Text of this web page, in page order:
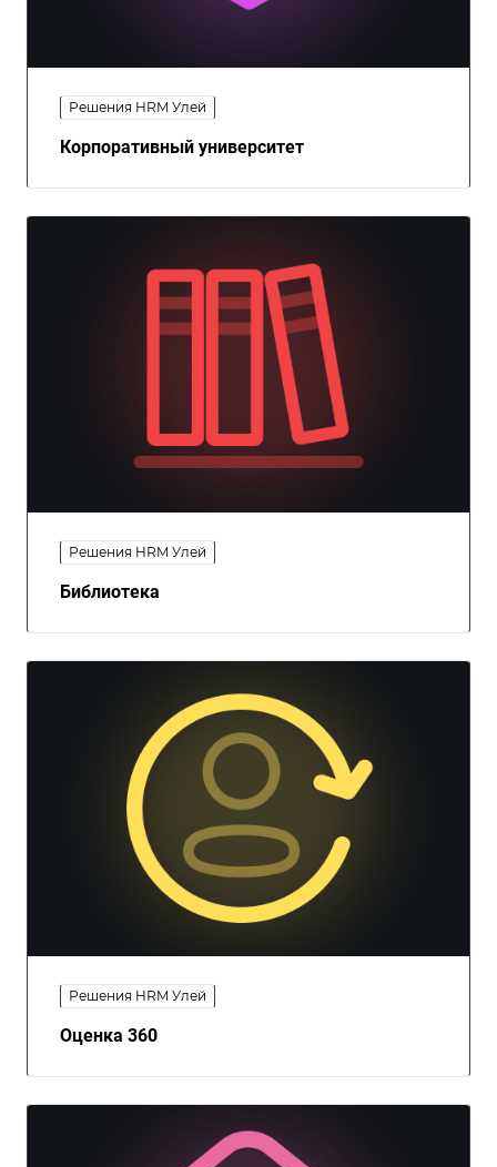
Решения HRM Улей
Корпоративный университет
Решения HRM Улей
Библиотека
Решения HRM Улей
Оценка 360